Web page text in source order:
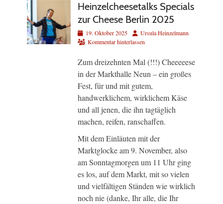
Heinzelcheesetalks Specials
zur Cheese Berlin 2025
Veröffentlicht
am
19. Oktober 2025 AutorUrsula Heinzelmann
Kommentar hinterlassen
Zum dreizehnten Mal (!!!) Cheeeeese
in der Markthalle Neun – ein großes
Fest, für und mit gutem,
handwerklichem, wirklichem Käse
und all jenen, die ihn tagtäglich
machen, reifen, ranschaffen.
Mit dem Einläuten mit der
Marktglocke am 9. November, also
am Sonntagmorgen um 11 Uhr ging
es los, auf dem Markt, mit so vielen
und vielfältigen Ständen wie wirklich
noch nie (danke, Ihr alle, die Ihr